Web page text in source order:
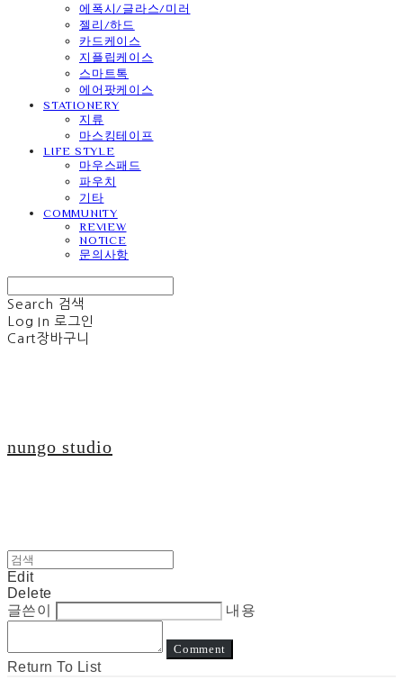
에폭시/글라스/미러
젤리/하드
카드케이스
지플립케이스
스마트톡
에어팟케이스
STATIONERY
지류
마스킹테이프
LIFE STYLE
마우스패드
파우치
기타
COMMUNITY
REVIEW
NOTICE
문의사항
Search 검색
Log In 로그인
Cart장바구니
nungo studio
Edit
Delete
글쓴이
내용
Comment
Return To List